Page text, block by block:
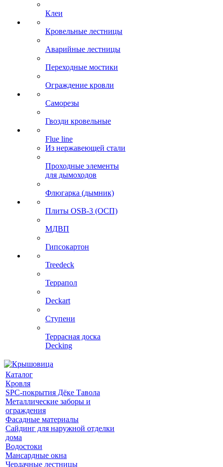
Клеи
Кровельные лестницы
Аварийные лестницы
Переходные мостики
Ограждение кровли
Саморезы
Гвозди кровельные
Flue line
Из нержавеющей стали
Проходные элементы
для дымоходов
Флюгарка (дымник)
Плиты OSB-3 (ОСП)
МДВП
Гипсокартон
Treedeck
Террапол
Deckart
Ступени
Террасная доска
Decking
Каталог
Кровля
SPC-покрытия Дёке Тавола
Металлические заборы и
ограждения
Фасадные материалы
Сайдинг для наружной отделки
дома
Водостоки
Мансардные окна
Чердачные лестницы